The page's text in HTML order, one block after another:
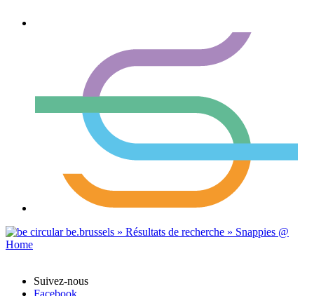
Suivez-nous
Facebook